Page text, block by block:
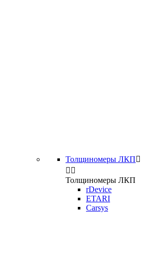
Толщиномеры ЛКП
 
Толщиномеры ЛКП
rDevice
ETARI
Carsys